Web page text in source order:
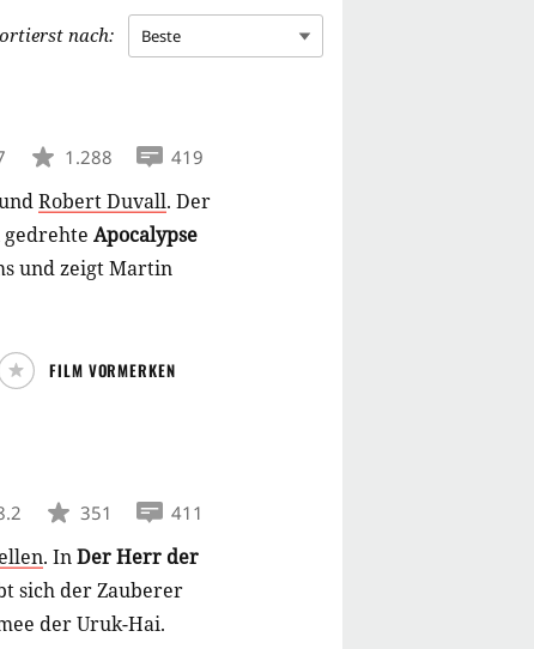
nach: Beste
1.288 419
Robert Duvall. Der
Apocalypse
und zeigt Martin
FILM VORMERKEN
351 411
. InDer Herr der
sich der Zauberer
der Uruk-Hai.